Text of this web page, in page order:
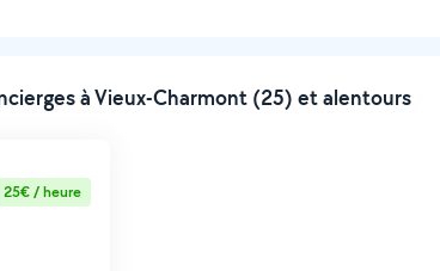
à Vieux-Charmont (25) et alentours
25€ / heure